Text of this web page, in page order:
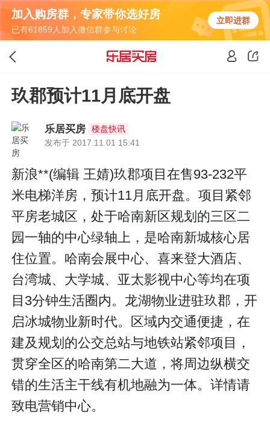
加入购房群，专家带你选好房
已有61859人加入微信群参与讨论
立即进群
玖郡预计11月底开盘
乐居买房
楼盘快讯
发布于 2017.11.01 15:41
新浪**(编辑 王婧)玖郡项目在售93-232平
米电梯洋房，预计11月底开盘。项目紧邻
平房老城区，处于哈南新区规划的三区二
园一轴的中心绿轴上，是哈南新城核心居
住位置。哈南会展中心、喜来登大酒店、
台湾城、大学城、亚太影视中心等均在项
目3分钟生活圈内。龙湖物业进驻玖郡，开
启冰城物业新时代。区域内交通便捷，在
建及规划的公交总站与地铁站紧邻项目，
贯穿全区的哈南第二大道，将周边纵横交
错的生活主干线有机地融为一体。详情请
致电营销中心。